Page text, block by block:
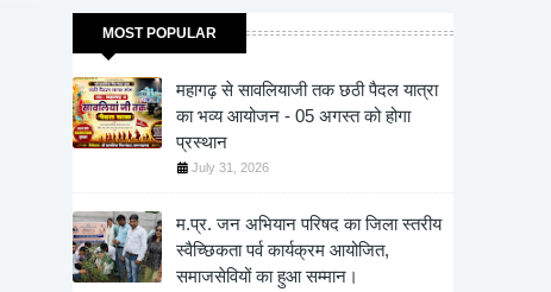
MOST POPULAR
महागढ़ से सावलियाजी तक छठी पैदल यात्रा
का भव्य आयोजन - 05 अगस्त को होगा
प्रस्थान
July 31, 2026
म.प्र. जन अभियान परिषद का जिला स्तरीय
स्वैच्छिकता पर्व कार्यक्रम आयोजित,
समाजसेवियों का हुआ सम्मान।